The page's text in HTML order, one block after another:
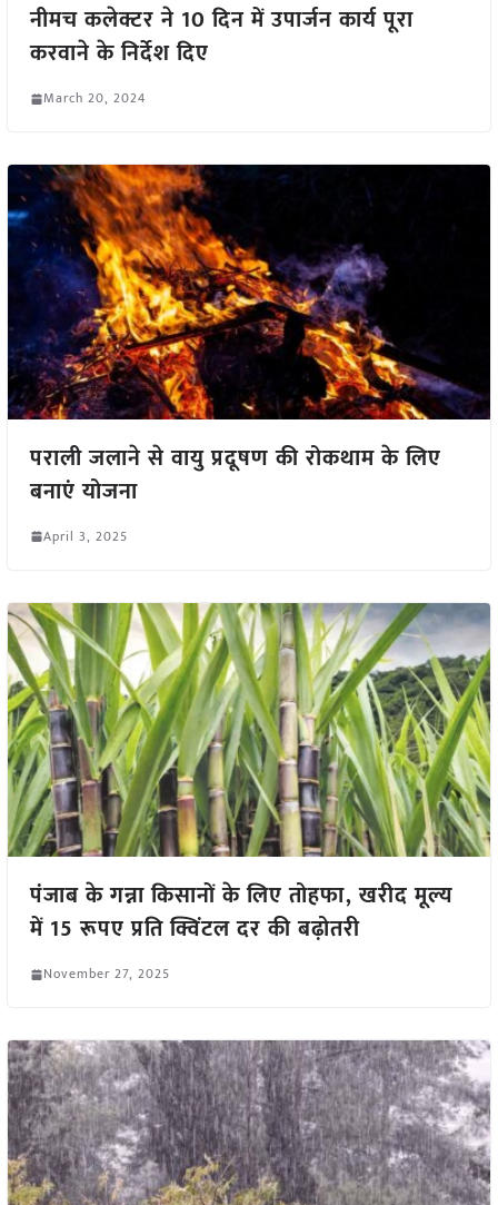
नीमच कलेक्टर ने 10 दिन में उपार्जन कार्य पूरा
करवाने के निर्देश दिए
March 20, 2024
पराली जलाने से वायु प्रदूषण की रोकथाम के लिए
बनाएं योजना
April 3, 2025
पंजाब के गन्ना किसानों के लिए तोहफा, खरीद मूल्य
में 15 रूपए प्रति क्विंटल दर की बढ़ोतरी
November 27, 2025